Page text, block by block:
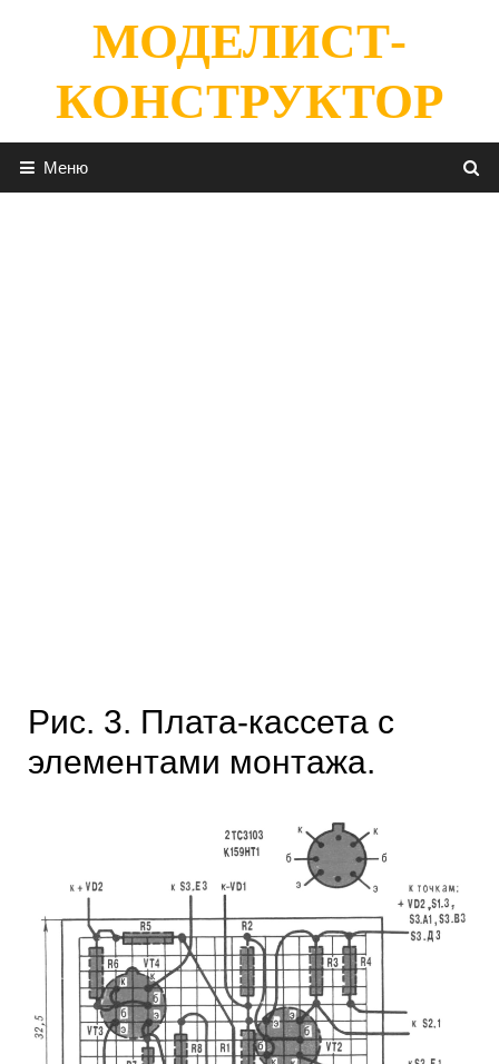
содержимомуМОДЕЛИСТ-
КОНСТРУКТОР
Меню
Рис. 3. Плата-кассета с
элементами монтажа.